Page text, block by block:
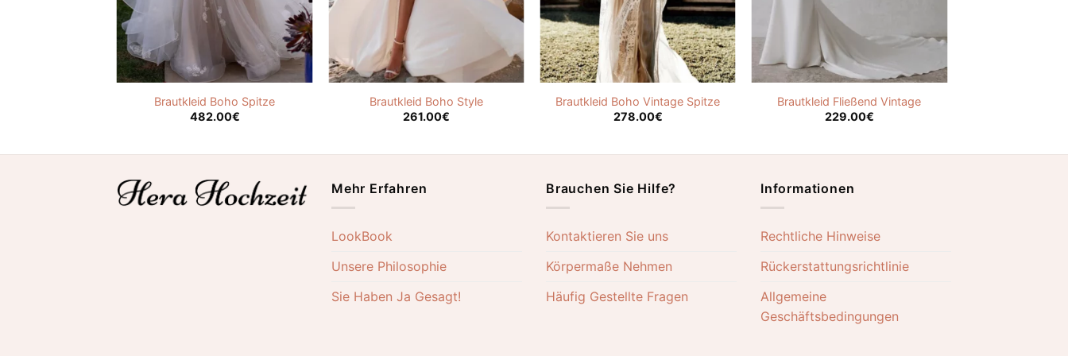
Brautkleid Boho Spitze
482.00€
Brautkleid Boho Style
261.00€
Brautkleid Boho Vintage Spitze
278.00€
Brautkleid Fließend Vintage
229.00€
Mehr Erfahren
LookBook
Unsere Philosophie
Sie Haben Ja Gesagt!
Brauchen Sie Hilfe?
Kontaktieren Sie uns
Körpermaße Nehmen
Häufig Gestellte Fragen
Informationen
Rechtliche Hinweise
Rückerstattungsrichtlinie
Allgemeine
Geschäftsbedingungen